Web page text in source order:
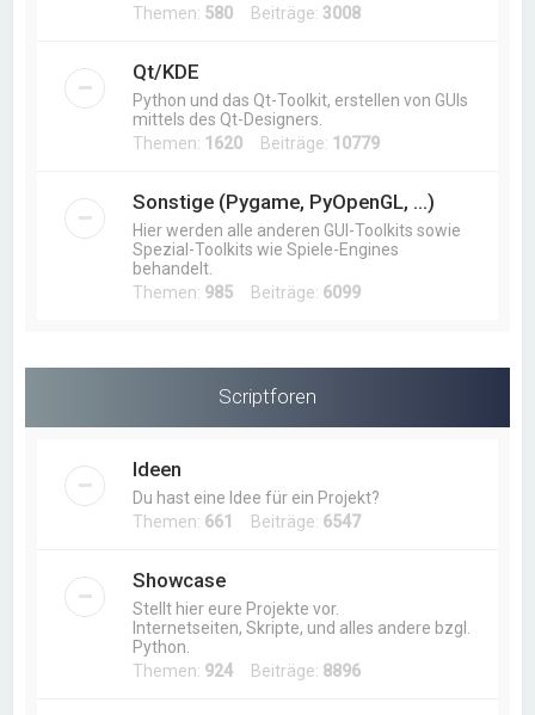
Themen: 580 Beiträge: 3008
Qt/KDE
Python und das Qt-Toolkit, erstellen von GUIs
mittels des Qt-Designers.
Themen: 1620 Beiträge: 10779
Sonstige (Pygame, PyOpenGL, ...)
Hier werden alle anderen GUI-Toolkits sowie
Spezial-Toolkits wie Spiele-Engines
behandelt.
Themen: 985 Beiträge: 6099
Scriptforen
Ideen
Du hast eine Idee für ein Projekt?
Themen: 661 Beiträge: 6547
Showcase
Stellt hier eure Projekte vor.
Internetseiten, Skripte, und alles andere bzgl.
Python.
Themen: 924 Beiträge: 8896